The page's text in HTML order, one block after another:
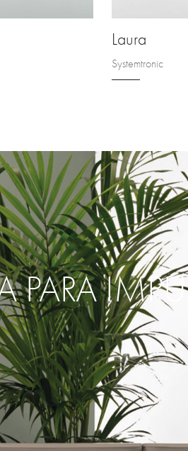
Laura
Systemtronic
PARA